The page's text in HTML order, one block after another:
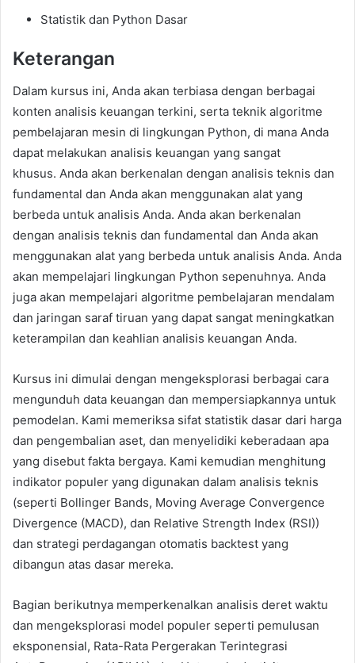
Statistik dan Python Dasar
Keterangan
Dalam kursus ini, Anda akan terbiasa dengan berbagai
konten analisis keuangan terkini, serta teknik algoritme
pembelajaran mesin di lingkungan Python, di mana Anda
dapat melakukan analisis keuangan yang sangat
khusus. Anda akan berkenalan dengan analisis teknis dan
fundamental dan Anda akan menggunakan alat yang
berbeda untuk analisis Anda. Anda akan berkenalan
dengan analisis teknis dan fundamental dan Anda akan
menggunakan alat yang berbeda untuk analisis Anda. Anda
akan mempelajari lingkungan Python sepenuhnya. Anda
juga akan mempelajari algoritme pembelajaran mendalam
dan jaringan saraf tiruan yang dapat sangat meningkatkan
keterampilan dan keahlian analisis keuangan Anda.
Kursus ini dimulai dengan mengeksplorasi berbagai cara
mengunduh data keuangan dan mempersiapkannya untuk
pemodelan. Kami memeriksa sifat statistik dasar dari harga
dan pengembalian aset, dan menyelidiki keberadaan apa
yang disebut fakta bergaya. Kami kemudian menghitung
indikator populer yang digunakan dalam analisis teknis
(seperti Bollinger Bands, Moving Average Convergence
Divergence (MACD), dan Relative Strength Index (RSI))
dan strategi perdagangan otomatis backtest yang
dibangun atas dasar mereka.
Bagian berikutnya memperkenalkan analisis deret waktu
dan mengeksplorasi model populer seperti pemulusan
eksponensial, Rata-Rata Pergerakan Terintegrasi